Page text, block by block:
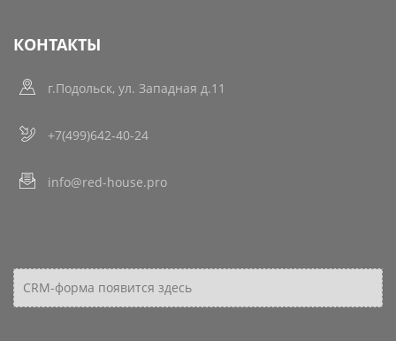
КОНТАКТЫ
г.Подольск, ул. Западная д.11
+7(499)642-40-24
info@red-house.pro
CRM-форма появится здесь